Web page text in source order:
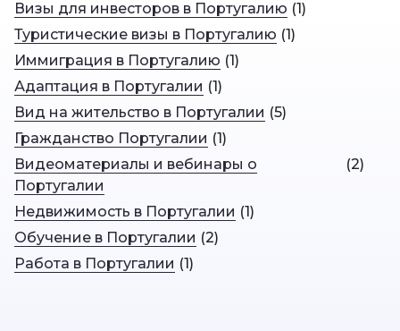
Визы для инвесторов в Португалию (1)
Туристические визы в Португалию (1)
Иммиграция в Португалию (1)
Адаптация в Португалии (1)
Вид на жительство в Португалии (5)
Гражданство Португалии (1)
Видеоматериалы и вебинары о
Португалии
(2)
Недвижимость в Португалии (1)
Обучение в Португалии (2)
Работа в Португалии (1)